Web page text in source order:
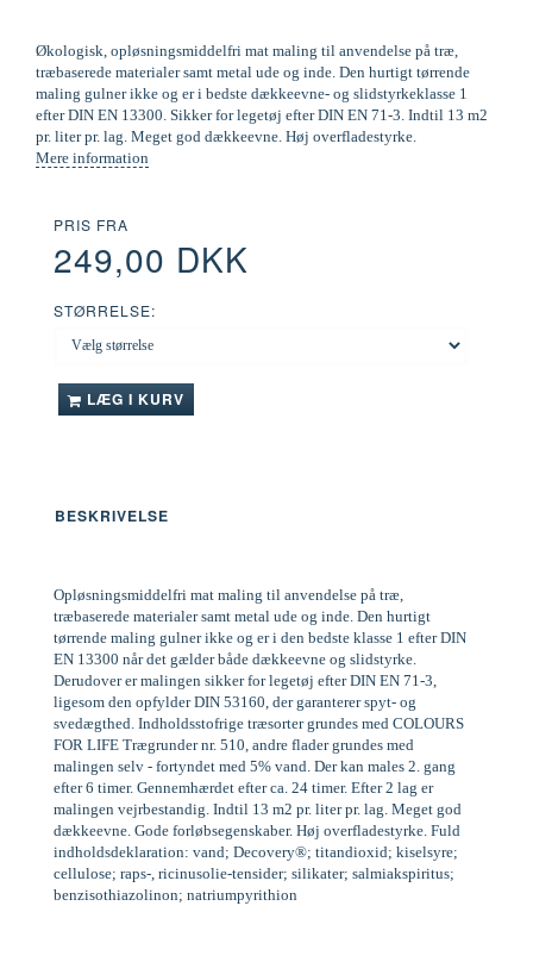
Økologisk, opløsningsmiddelfri mat maling til anvendelse på træ,
træbaserede materialer samt metal ude og inde. Den hurtigt tørrende
maling gulner ikke og er i bedste dækkeevne- og slidstyrkeklasse 1
efter DIN EN 13300. Sikker for legetøj efter DIN EN 71-3. Indtil 13 m2
pr. liter pr. lag. Meget god dækkeevne. Høj overfladestyrke.
Mere information
PRIS FRA
249,00 DKK
STØRRELSE:
LÆG I KURV
BESKRIVELSE
Opløsningsmiddelfri mat maling til anvendelse på træ,
træbaserede materialer samt metal ude og inde. Den hurtigt
tørrende maling gulner ikke og er i den bedste klasse 1 efter DIN
EN 13300 når det gælder både dækkeevne og slidstyrke.
Derudover er malingen sikker for legetøj efter DIN EN 71-3,
ligesom den opfylder DIN 53160, der garanterer spyt- og
svedægthed. Indholdsstofrige træsorter grundes med COLOURS
FOR LIFE Trægrunder nr. 510, andre flader grundes med
malingen selv - fortyndet med 5% vand. Der kan males 2. gang
efter 6 timer. Gennemhærdet efter ca. 24 timer. Efter 2 lag er
malingen vejrbestandig. Indtil 13 m2 pr. liter pr. lag. Meget god
dækkeevne. Gode forløbsegenskaber. Høj overfladestyrke. Fuld
indholdsdeklaration: vand; Decovery®; titandioxid; kiselsyre;
cellulose; raps-, ricinusolie-tensider; silikater; salmiakspiritus;
benzisothiazolinon; natriumpyrithion